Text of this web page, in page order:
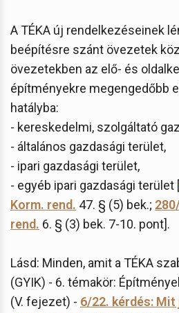
A TÉKA új rendelkezéseinek
beépítésre szánt övezetek
övezetekben az elő- és
építményekre megengedőbb
hatályba:
- kereskedelmi, szolgáltató
- általános gazdasági terület,
- ipari gazdasági terület,
- egyéb ipari gazdasági terület [
Korm. rend. 47. § (5) bek.;
rend. 6. § (3) bek. 7-10. pont].
Lásd: Minden, amit a TÉKA
(GYIK) - 6. témakör:
(V. fejezet) - 6/22. kérdés: Mit